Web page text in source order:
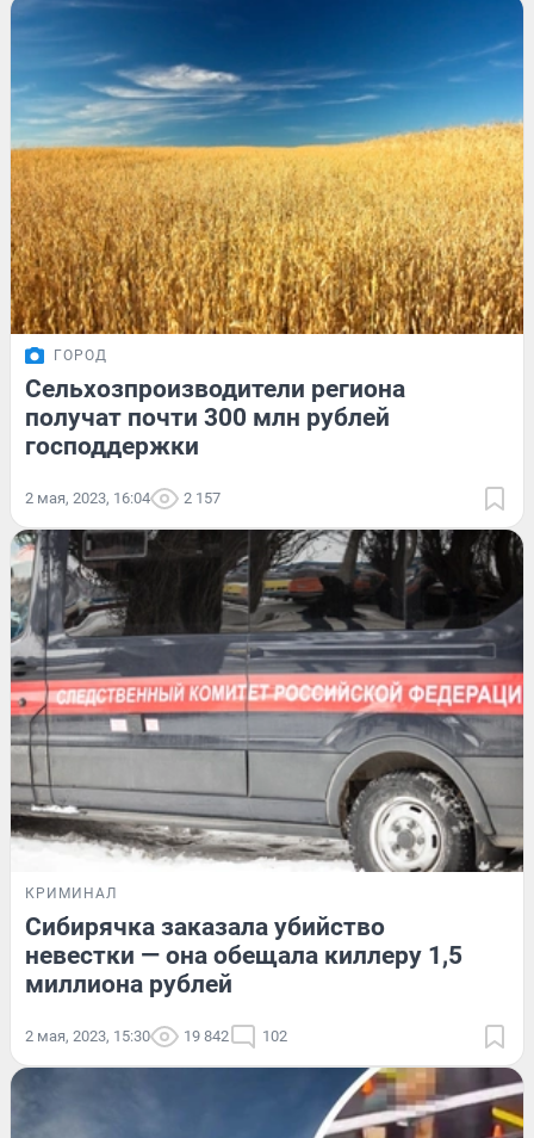
ГОРОД
Сельхозпроизводители региона
получат почти 300 млн рублей
господдержки
2 мая, 2023, 16:04 2 157
КРИМИНАЛ
Сибирячка заказала убийство
невестки — она обещала киллеру 1,5
миллиона рублей
2 мая, 2023, 15:30 19 842 102